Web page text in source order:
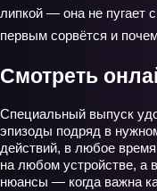
липкой — она не пугает
первым сорвётся и
Смотреть
Специальный выпуск
эпизоды подряд в
действий, в любое
на любом устройстве, а
нюансы — когда важна